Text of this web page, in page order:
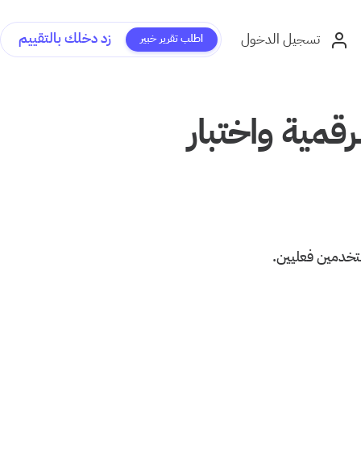
تسجيل الدخول اطلب تقرير خبير زد دخلك بالتقييم
واختبار
فعليين.